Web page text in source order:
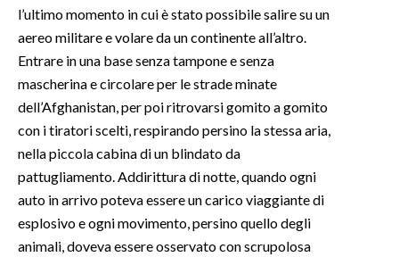
l’ultimo momento in cui è stato possibile salire su un
aereo militare e volare da un continente all’altro.
Entrare in una base senza tampone e senza
mascherina e circolare per le strade minate
dell’Afghanistan, per poi ritrovarsi gomito a gomito
con i tiratori scelti, respirando persino la stessa aria,
nella piccola cabina di un blindato da
pattugliamento. Addirittura di notte, quando ogni
auto in arrivo poteva essere un carico viaggiante di
esplosivo e ogni movimento, persino quello degli
animali, doveva essere osservato con scrupolosa